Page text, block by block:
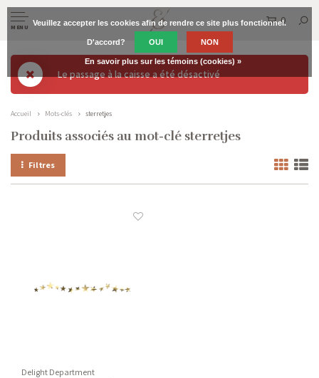
MENU
0
Le passage à la caisse a été désactivé
Accueil Mots-clés sterretjes
Produits associés au mot-clé sterretjes
Filtres
Delight Department
Veuillez accepter les cookies afin de rendre ce site plus fonctionnel.
D'accord? OUI NON
En savoir plus sur les témoins (cookies) »